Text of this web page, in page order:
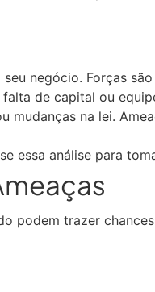
negócio. Forças
de capital ou
na lei.
essa análise para
podem trazer